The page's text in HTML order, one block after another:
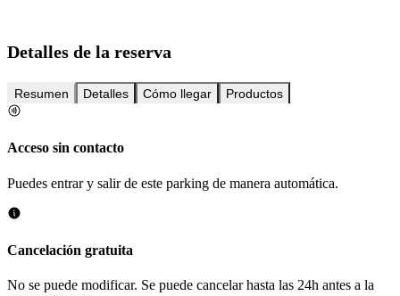
Detalles de la reserva
Resumen Detalles Cómo llegar Productos
Acceso sin contacto
Puedes entrar y salir de este parking de manera automática.
Cancelación gratuita
No se puede modificar. Se puede cancelar hasta las 24h antes a la